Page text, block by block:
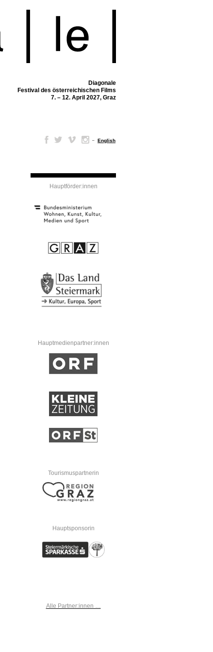
Diagonale
Festival des österreichischen Films
7. – 12. April 2027, Graz
– English
Hauptförder:innen
Hauptmedienpartner:innen
Tourismuspartnerin
Hauptsponsorin
Alle Partner:innen …